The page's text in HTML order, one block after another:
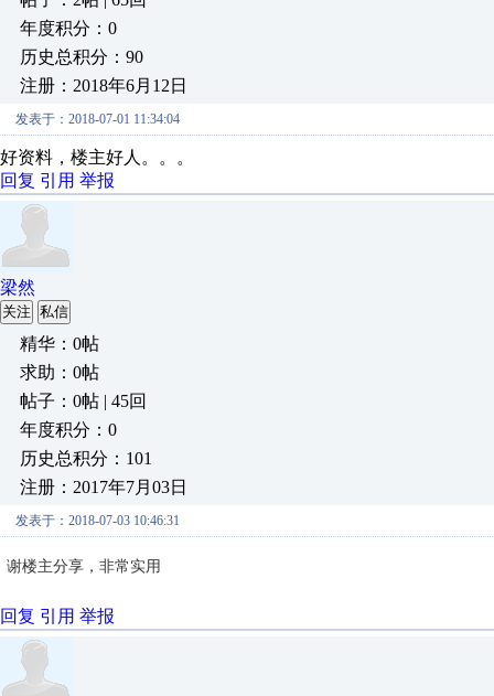
年度积分：0
历史总积分：90
注册：2018年6月12日
发表于：2018-07-01 11:34:04
好资料，楼主好人。。。
回复 引用 举报
梁然
关注 私信
精华：0帖
求助：0帖
帖子：0帖 | 45回
年度积分：0
历史总积分：101
注册：2017年7月03日
发表于：2018-07-03 10:46:31
谢楼主分享，非常实用
回复 引用 举报